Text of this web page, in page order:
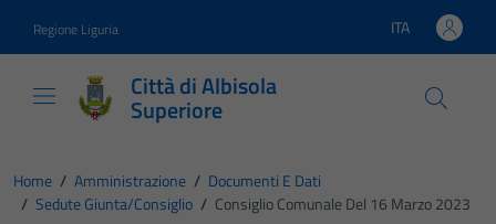
Regione Liguria Lingua attiva:
ITA
Città di Albisola
Superiore
Home / Amministrazione / Documenti E Dati
/ Sedute Giunta/consiglio / Consiglio Comunale Del 16 Marzo 2023